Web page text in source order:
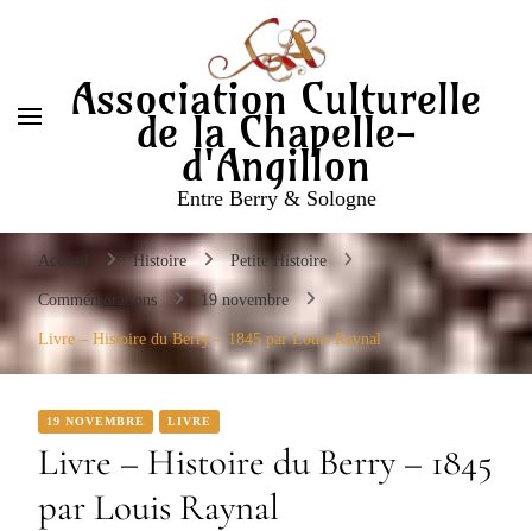
Association Culturelle
de la Chapelle-
d'Angillon
Entre Berry & Sologne
Accueil Histoire Petite Histoire
Commémorations 19 novembre
Livre – Histoire du Berry – 1845 par Louis Raynal
19 NOVEMBRE LIVRE
Livre – Histoire du Berry – 1845
par Louis Raynal